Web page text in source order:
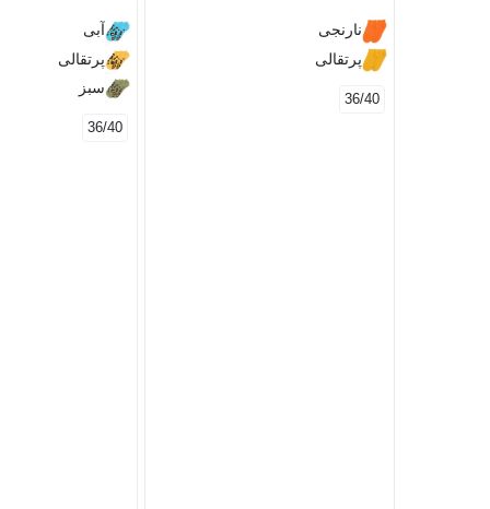
نارنجی
پرتقالی
36/40
آبی
پرتقالی
سبز
36/40